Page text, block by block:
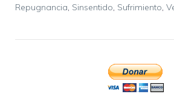
Repugnancia, Sinsentido, Sufrimiento,